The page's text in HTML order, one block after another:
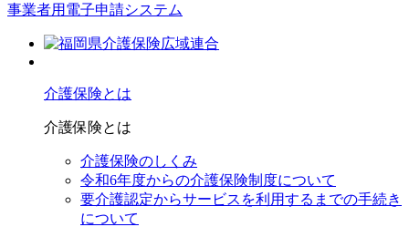
事業者用電子申請システム
介護保険とは
介護保険とは
介護保険のしくみ
令和6年度からの介護保険制度について
要介護認定からサービスを利⽤するまでの⼿続き
について